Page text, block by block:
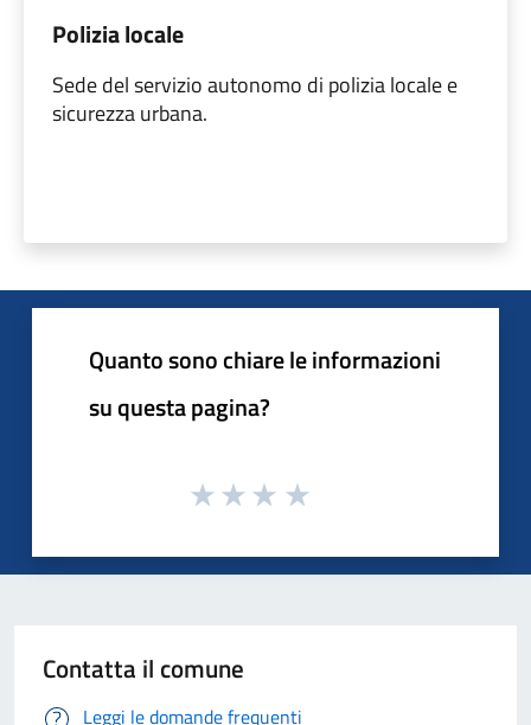
Polizia locale
Sede del servizio autonomo di polizia locale e
sicurezza urbana.
Quanto sono chiare le informazioni
su questa pagina?
Contatta il comune
Leggi le domande frequenti